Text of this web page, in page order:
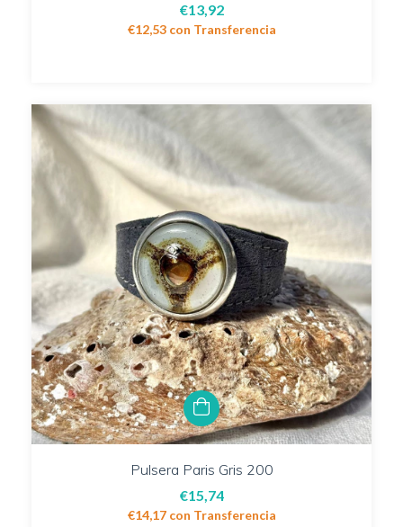
€13,92
€12,53 con Transferencia
Pulsera Paris Gris 200
€15,74
€14,17 con Transferencia